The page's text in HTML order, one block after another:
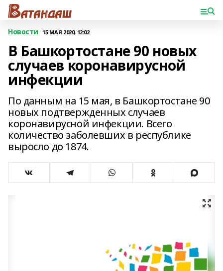
Новости 15 МАЯ 2020, 12:02
В Башкортостане 90 новых
случаев коронавирусной
инфекции
По данным на 15 мая, в Башкортостане 90
новых подтвержденных случаев
коронавирусной инфекции. Всего
количество заболевших в республике
выросло до 1874.